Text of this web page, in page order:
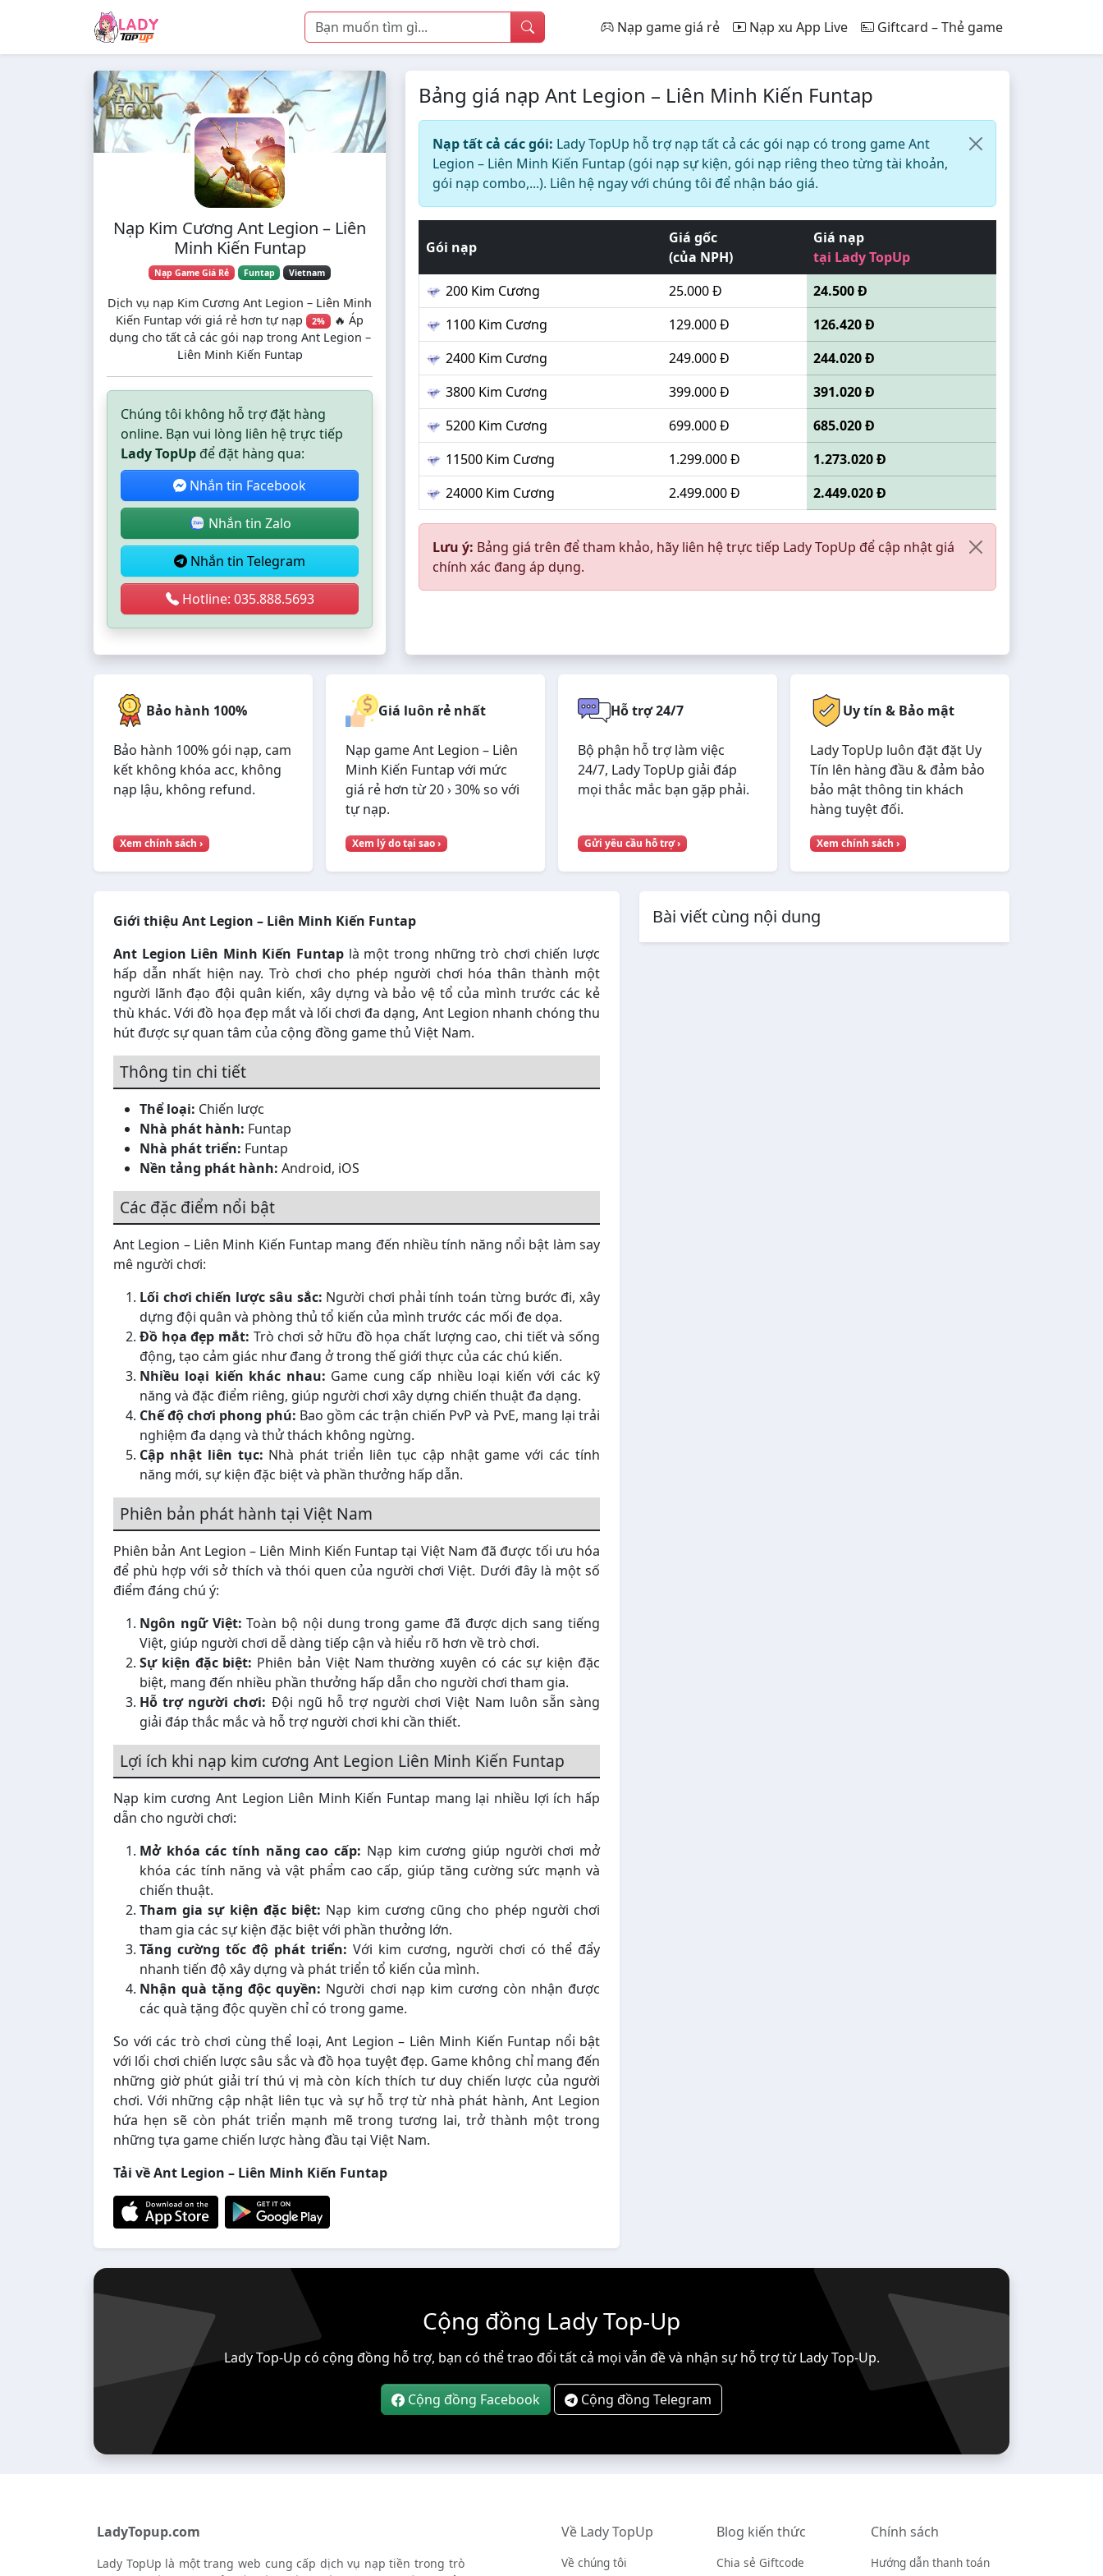
Skip to main content Nạp game giá rẻ Nạp xu App Live Giftcard – Thẻ game
Nạp Kim Cương Ant Legion – Liên
Minh Kiến Funtap
Nạp Game Giá Rẻ Funtap Vietnam
Dịch vụ nạp Kim Cương Ant Legion – Liên Minh
Kiến Funtap với giá rẻ hơn tự nạp
2%
🔥 Áp
dụng cho tất cả các gói nạp trong Ant Legion –
Liên Minh Kiến Funtap
Chúng tôi không hỗ trợ đặt hàng
online. Bạn vui lòng liên hệ trực tiếp
Lady TopUp để đặt hàng qua:
Nhắn tin Facebook
Nhắn tin Zalo
Nhắn tin Telegram
Hotline: 035.888.5693
Bảng giá nạp Ant Legion – Liên Minh Kiến Funtap
Nạp tất cả các gói: Lady TopUp hỗ trợ nạp tất cả các gói nạp có trong game Ant
Legion – Liên Minh Kiến Funtap (gói nạp sự kiện, gói nạp riêng theo từng tài khoản,
gói nạp combo,...). Liên hệ ngay với chúng tôi để nhận báo giá.
Gói nạp
Giá gốc
(của NPH)
Giá nạp
tại Lady TopUp
200 Kim Cương
25.000 Đ
24.500 Đ
1100 Kim Cương
129.000 Đ
126.420 Đ
2400 Kim Cương
249.000 Đ
244.020 Đ
3800 Kim Cương
399.000 Đ
391.020 Đ
5200 Kim Cương
699.000 Đ
685.020 Đ
11500 Kim Cương
1.299.000 Đ
1.273.020 Đ
24000 Kim Cương
2.499.000 Đ 2.449.020 Đ
Lưu ý: Bảng giá trên để tham khảo, hãy liên hệ trực tiếp Lady TopUp để cập nhật giá
chính xác đang áp dụng.
Bảo hành 100%
Bảo hành 100% gói nạp, cam
kết không khóa acc, không
nạp lậu, không refund.
Xem chính sách ›
Giá luôn rẻ nhất
Nạp game Ant Legion – Liên
Minh Kiến Funtap với mức
giá rẻ hơn từ 20 › 30% so với
tự nạp.
Xem lý do tại sao ›
Hỗ trợ 24/7
Bộ phận hỗ trợ làm việc
24/7, Lady TopUp giải đáp
mọi thắc mắc bạn gặp phải.
Gửi yêu cầu hỗ trợ ›
Uy tín & Bảo mật
Lady TopUp luôn đặt đặt Uy
Tín lên hàng đầu & đảm bảo
bảo mật thông tin khách
hàng tuyệt đối.
Xem chính sách ›
Giới thiệu Ant Legion – Liên Minh Kiến Funtap
Ant Legion Liên Minh Kiến Funtap là một trong những trò chơi chiến lược
hấp dẫn nhất hiện nay. Trò chơi cho phép người chơi hóa thân thành một
người lãnh đạo đội quân kiến, xây dựng và bảo vệ tổ của mình trước các kẻ
thù khác. Với đồ họa đẹp mắt và lối chơi đa dạng, Ant Legion nhanh chóng thu
hút được sự quan tâm của cộng đồng game thủ Việt Nam.
Thông tin chi tiết
Thể loại: Chiến lược
Nhà phát hành: Funtap
Nhà phát triển: Funtap
Nền tảng phát hành: Android, iOS
Các đặc điểm nổi bật
Ant Legion – Liên Minh Kiến Funtap mang đến nhiều tính năng nổi bật làm say
mê người chơi:
Lối chơi chiến lược sâu sắc: Người chơi phải tính toán từng bước đi, xây
dựng đội quân và phòng thủ tổ kiến của mình trước các mối đe dọa.
Đồ họa đẹp mắt: Trò chơi sở hữu đồ họa chất lượng cao, chi tiết và sống
động, tạo cảm giác như đang ở trong thế giới thực của các chú kiến.
Nhiều loại kiến khác nhau: Game cung cấp nhiều loại kiến với các kỹ
năng và đặc điểm riêng, giúp người chơi xây dựng chiến thuật đa dạng.
Chế độ chơi phong phú: Bao gồm các trận chiến PvP và PvE, mang lại trải
nghiệm đa dạng và thử thách không ngừng.
Cập nhật liên tục: Nhà phát triển liên tục cập nhật game với các tính
năng mới, sự kiện đặc biệt và phần thưởng hấp dẫn.
Phiên bản phát hành tại Việt Nam
Phiên bản Ant Legion – Liên Minh Kiến Funtap tại Việt Nam đã được tối ưu hóa
để phù hợp với sở thích và thói quen của người chơi Việt. Dưới đây là một số
điểm đáng chú ý:
Ngôn ngữ Việt: Toàn bộ nội dung trong game đã được dịch sang tiếng
Việt, giúp người chơi dễ dàng tiếp cận và hiểu rõ hơn về trò chơi.
Sự kiện đặc biệt: Phiên bản Việt Nam thường xuyên có các sự kiện đặc
biệt, mang đến nhiều phần thưởng hấp dẫn cho người chơi tham gia.
Hỗ trợ người chơi: Đội ngũ hỗ trợ người chơi Việt Nam luôn sẵn sàng
giải đáp thắc mắc và hỗ trợ người chơi khi cần thiết.
Lợi ích khi nạp kim cương Ant Legion Liên Minh Kiến Funtap
Nạp kim cương Ant Legion Liên Minh Kiến Funtap mang lại nhiều lợi ích hấp
dẫn cho người chơi:
Mở khóa các tính năng cao cấp: Nạp kim cương giúp người chơi mở
khóa các tính năng và vật phẩm cao cấp, giúp tăng cường sức mạnh và
chiến thuật.
Tham gia sự kiện đặc biệt: Nạp kim cương cũng cho phép người chơi
tham gia các sự kiện đặc biệt với phần thưởng lớn.
Tăng cường tốc độ phát triển: Với kim cương, người chơi có thể đẩy
nhanh tiến độ xây dựng và phát triển tổ kiến của mình.
Nhận quà tặng độc quyền: Người chơi nạp kim cương còn nhận được
các quà tặng độc quyền chỉ có trong game.
So với các trò chơi cùng thể loại, Ant Legion – Liên Minh Kiến Funtap nổi bật
với lối chơi chiến lược sâu sắc và đồ họa tuyệt đẹp. Game không chỉ mang đến
những giờ phút giải trí thú vị mà còn kích thích tư duy chiến lược của người
chơi. Với những cập nhật liên tục và sự hỗ trợ từ nhà phát hành, Ant Legion
hứa hẹn sẽ còn phát triển mạnh mẽ trong tương lai, trở thành một trong
những tựa game chiến lược hàng đầu tại Việt Nam.
Tải về Ant Legion – Liên Minh Kiến Funtap
Bài viết cùng nội dung
Cộng đồng Lady Top-Up
Lady Top-Up có cộng đồng hỗ trợ, bạn có thể trao đổi tất cả mọi vẫn đề và nhận sự hỗ trợ từ Lady Top-Up.
Cộng đồng Facebook Cộng đồng Telegram
LadyTopup.com
Lady TopUp là một trang web cung cấp dịch vụ nạp tiền trong trò
Về Lady TopUp
Về chúng tôi
Blog kiến thức
Chia sẻ Giftcode
Chính sách
Hướng dẫn thanh toán